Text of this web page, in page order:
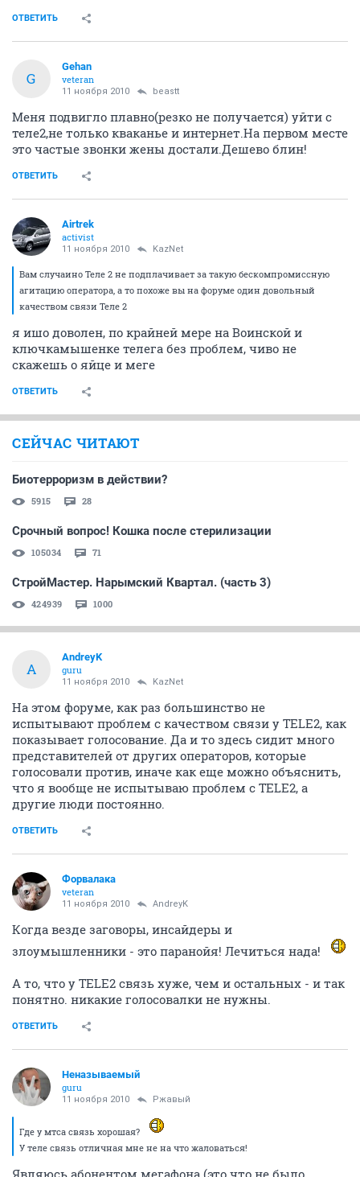
ОТВЕТИТЬ
G
Gehan
veteran
11 ноября 2010 beastt
Меня подвигло плавно(резко не получается) уйти с
теле2,не только кваканье и интернет.На первом месте
это частые звонки жены достали.Дешево блин!
ОТВЕТИТЬ
Airtrek
activist
11 ноября 2010 KazNet
Вам случаино Теле 2 не подплачивает за такую бескомпромиссную
агитацию оператора, а то похоже вы на форуме один довольный
качеством связи Теле 2
я ишо доволен, по крайней мере на Воинской и
ключкамышенке телега без проблем, чиво не
скажешь о яйце и меге
ОТВЕТИТЬ
СЕЙЧАС ЧИТАЮТ
Биотерроризм в действии?
5915 28
Срочный вопрос! Кошка после стерилизации
105034 71
СтройМастер. Нарымский Квартал. (часть 3)
424939 1000
A
AndreyK
guru
11 ноября 2010 KazNet
На этом форуме, как раз большинство не
испытывают проблем с качеством связи у TELE2, как
показывает голосование. Да и то здесь сидит много
представителей от других операторов, которые
голосовали против, иначе как еще можно объяснить,
что я вообще не испытываю проблем с TELE2, а
другие люди постоянно.
ОТВЕТИТЬ
Форвалака
veteran
11 ноября 2010 AndreyK
Когда везде заговоры, инсайдеры и
злоумышленники - это паранойя! Лечиться нада!
А то, что у TELE2 связь хуже, чем и остальных - и так
понятно. никакие голосовалки не нужны.
ОТВЕТИТЬ
Неназываемый
guru
11 ноября 2010 Ржавый
Где у мтса связь хорошая?
У теле связь отличная мне не на что жаловаться!
Являюсь абонентом мегафона (это что не было